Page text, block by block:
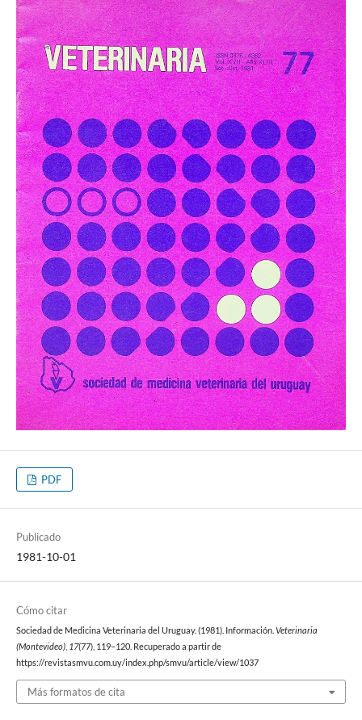
PDF
Publicado
1981-10-01
Cómo citar
Sociedad de Medicina Veterinaria del Uruguay. (1981). Información. Veterinaria
(Montevideo), 17(77), 119–120. Recuperado a partir de
https://revistasmvu.com.uy/index.php/smvu/article/view/1037
Más formatos de cita